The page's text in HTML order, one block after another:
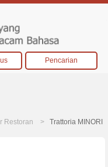
Pencarian
Restoran Trattoria MINORI